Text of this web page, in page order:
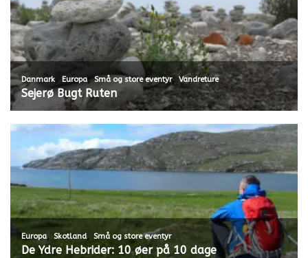
Danmark, Europa,Små og store eventyr,Vandreture
Sejerø Bugt Ruten
Europa, Skotland, Små og store eventyr
De Ydre Hebrider: 10 øer på 10 dage